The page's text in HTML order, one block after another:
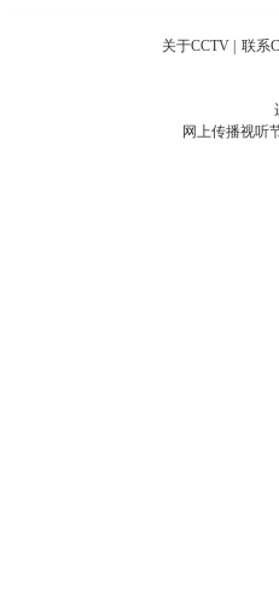
关于CCTV 联系
网上传播视听